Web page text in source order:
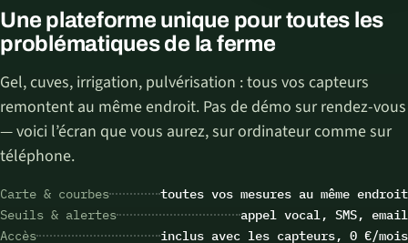
Une plateforme unique pour toutes les
problématiques de la ferme
Gel, cuves, irrigation, pulvérisation : tous vos capteurs
remontent au même endroit. Pas de démo sur rendez-vous
— voici l’écran que vous aurez, sur ordinateur comme sur
téléphone.
Carte & courbes
toutes vos mesures au même endroit
Seuils & alertes
appel vocal, SMS, email
Accès
inclus avec les capteurs, 0 €/mois